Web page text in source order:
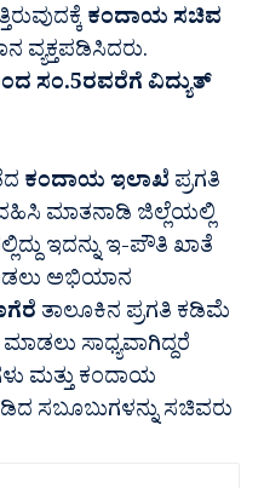
ಕಂದಾಯ ಸಚಿವ
ವ್ಯಕ್ತಪಡಿಸಿದರು.
ಸಂ.5ರವರೆಗೆ ವಿದ್ಯುತ್
ಕಂದಾಯ ಇಲಾಖೆ ಪ್ರಗತಿ
ಮಾತನಾಡಿ ಜಿಲ್ಲೆಯಲ್ಲಿ
ಇದನ್ನು ಇ-ಪೌತಿ ಖಾತೆ
ಅಭಿಯಾನ
ತಾಲೂಕಿನ ಪ್ರಗತಿ ಕಡಿಮೆ
ಸಾಧ್ಯವಾಗಿದ್ದರೆ
ಮತ್ತು ಕಂದಾಯ
ಸಬೂಬುಗಳನ್ನು ಸಚಿವರು